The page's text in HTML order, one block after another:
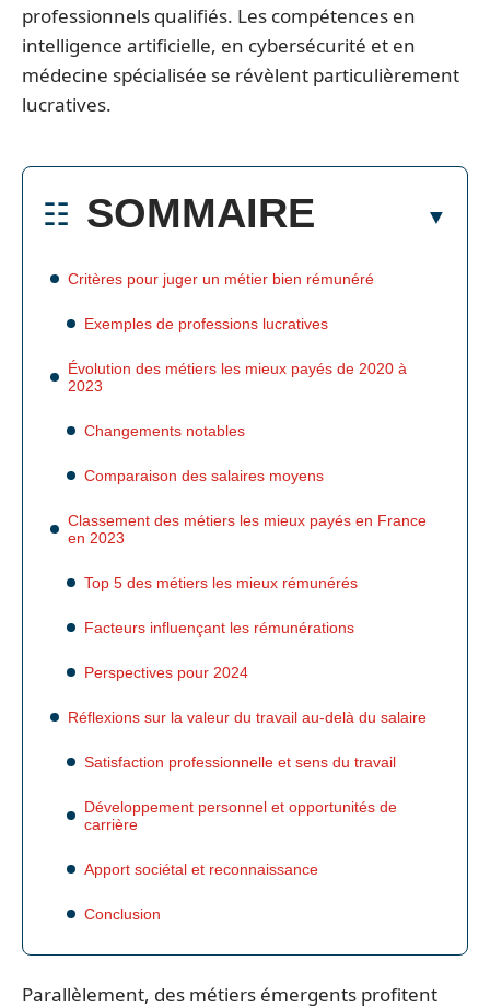
professionnels qualifiés. Les compétences en
intelligence artificielle, en cybersécurité et en
médecine spécialisée se révèlent particulièrement
lucratives.
SOMMAIRE
Critères pour juger un métier bien rémunéré
Exemples de professions lucratives
Évolution des métiers les mieux payés de 2020 à
2023
Changements notables
Comparaison des salaires moyens
Classement des métiers les mieux payés en France
en 2023
Top 5 des métiers les mieux rémunérés
Facteurs influençant les rémunérations
Perspectives pour 2024
Réflexions sur la valeur du travail au-delà du salaire
Satisfaction professionnelle et sens du travail
Développement personnel et opportunités de
carrière
Apport sociétal et reconnaissance
Conclusion
Parallèlement, des métiers émergents profitent